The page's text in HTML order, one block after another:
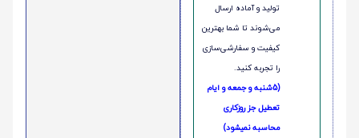
تولید و آماده ارسال
می‌شوند تا شما بهترین
کیفیت و سفارشی‌سازی
را تجربه کنید.
(5شنبه و جمعه و ایام
تعطیل جز روزکاری
محاسبه نمیشود)